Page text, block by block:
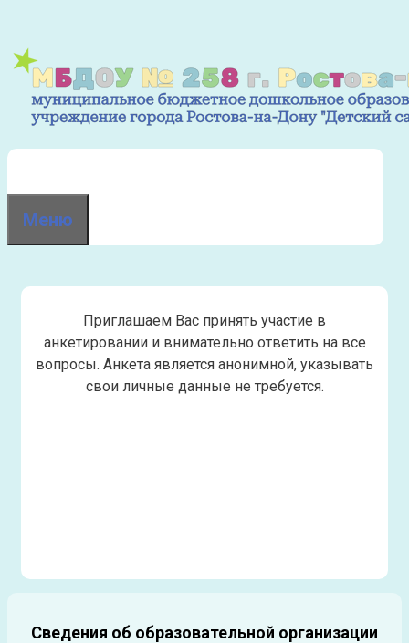
содержимому
Меню
Приглашаем Вас принять участие в
анкетировании и внимательно ответить на все
вопросы. Анкета является анонимной, указывать
свои личные данные не требуется.
Сведения об образовательной организации